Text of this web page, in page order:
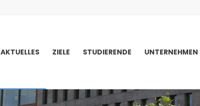
AKTUELLES ZIELE STUDIERENDE UNTERNEHMEN